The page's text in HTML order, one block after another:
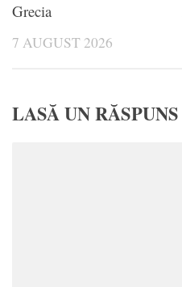
Grecia
7 AUGUST 2026
LASĂ UN RĂSPUNS